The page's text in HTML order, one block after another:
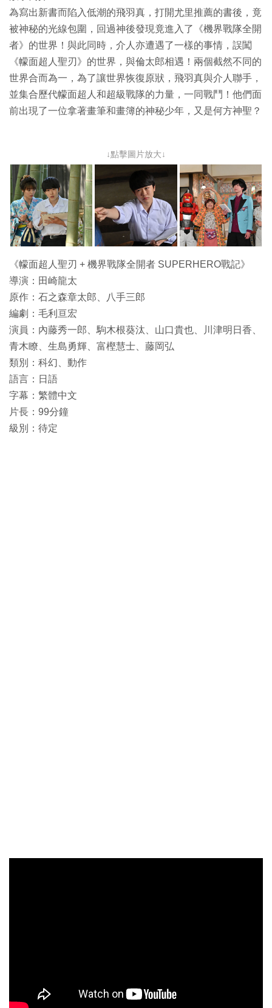
為寫出新書而陷入低潮的飛羽真，打開尤里推薦的書後，竟
被神秘的光線包圍，回過神後發現竟進入了《機界戰隊全開
者》的世界！與此同時，介人亦遭遇了一樣的事情，誤闖
《幪面超人聖刃》的世界，與倫太郎相遇！兩個截然不同的
世界合而為一，為了讓世界恢復原狀，飛羽真與介人聯手，
並集合歷代幪面超人和超級戰隊的力量，一同戰鬥！他們面
前出現了一位拿著畫筆和畫簿的神秘少年，又是何方神聖？
↓點擊圖片放大↓
《幪面超人聖刃 + 機界戰隊全開者 SUPERHERO戰記》
導演：田崎龍太
原作：石之森章太郎、八手三郎
編劇：毛利亘宏
演員：內藤秀一郎、駒木根葵汰、山口貴也、川津明日香、
青木瞭、生島勇輝、富樫慧士、藤岡弘
類別：科幻、動作
語言：日語
字幕：繁體中文
片長：99分鐘
級別：待定